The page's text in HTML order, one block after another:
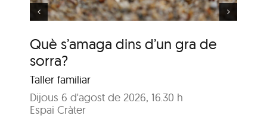
Què s’amaga dins d’un gra de
sorra?
Taller familiar
Dijous 6 d'agost de 2026, 16.30 h
Espai Cràter